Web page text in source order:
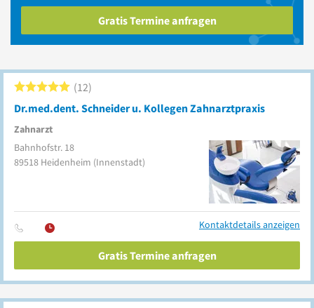
Gratis Termine anfragen
Dr.med.dent. Schneider u. Kollegen Zahnarztpraxis
Zahnarzt
12
Bahnhofstr. 18
89518 Heidenheim (Innenstadt)
Kontaktdetails anzeigen
Gratis Termine anfragen